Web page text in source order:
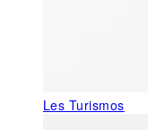
Les Turismos